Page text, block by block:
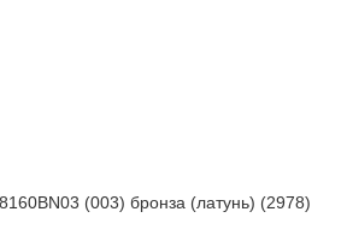
(003) бронза (латунь) (2978)